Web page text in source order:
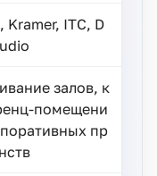
Kramer, ITC, D
залов, к
помещени
пр